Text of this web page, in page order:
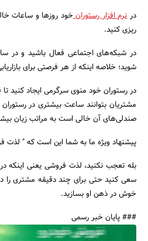
درنرم افزار رستورانخود روزها و ساعات
ریزی کنید.
در شبکه‌های اجتماعی فعال باشید و در
شوید؛ خلاصه اینکه از هر فرصتی برای
در رستوران خود منوی سرگرمی ایجاد کنید
مشتریان بتوانند ساعت بیشتری در
صندلی‌های آن خالی است به مراتب زیان
پیشنهاد ویژه ما به شما این است که " لذت
بله تعجب نکنید، لذت فروشی یعنی اینکه
سعی کنید حتی برای چند دقیقه مشتری را
خوش در ذهن او بسازید.
### پایان خبر رسمی